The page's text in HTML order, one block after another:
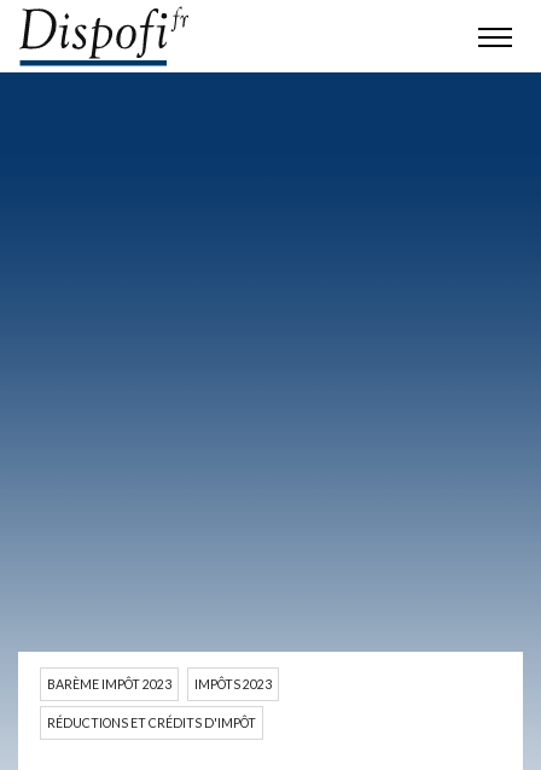
BARÈME IMPÔT 2023 IMPÔTS 2023
RÉDUCTIONS ET CRÉDITS D'IMPÔT